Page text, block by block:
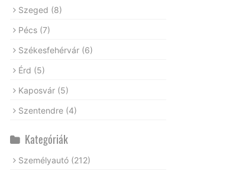
Szeged (8)
Pécs (7)
Székesfehérvár (6)
Érd (5)
Kaposvár (5)
Szentendre (4)
Kategóriák
Személyautó (212)